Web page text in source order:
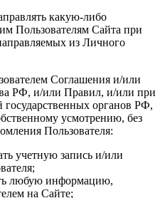
какую-либо
Пользователям Сайта при
из Личного
Соглашения и/или
РФ, и/или Правил, и/или при
органов РФ,
усмотрению, без
Пользователя:
учетную запись и/или
любую информацию,
на Сайте;